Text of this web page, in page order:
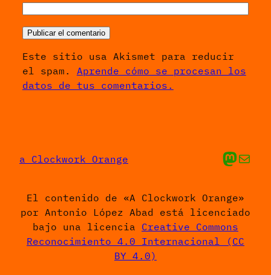
Este sitio usa Akismet para reducir
el spam. Aprende cómo se procesan los
datos de tus comentarios.
a Clockwork Orange Mis cosas en
Envíame
El contenido de «A Clockwork Orange»
por Antonio López Abad está licenciado
bajo una licencia Creative Commons
Reconocimiento 4.0 Internacional (CC
BY 4.0)